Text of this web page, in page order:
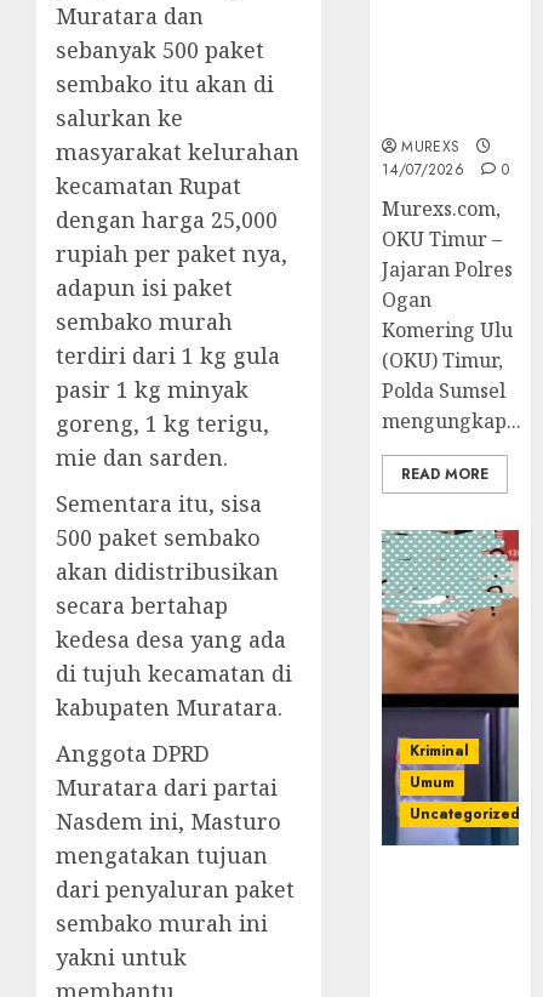
Muratara dan
sebanyak 500 paket
sembako itu akan di
salurkan ke
masyarakat kelurahan
kecamatan Rupat
dengan harga 25,000
rupiah per paket nya,
adapun isi paket
sembako murah
terdiri dari 1 kg gula
pasir 1 kg minyak
goreng, 1 kg terigu,
mie dan sarden.
Sementara itu, sisa
500 paket sembako
akan didistribusikan
secara bertahap
kedesa desa yang ada
di tujuh kecamatan di
kabupaten Muratara.
Anggota DPRD
Muratara dari partai
Nasdem ini, Masturo
mengatakan tujuan
dari penyaluran paket
sembako murah ini
yakni untuk
membantu
MUREXS
14/07/2026
0
Murexs.com,
OKU Timur –
Jajaran Polres
Ogan
Komering Ulu
(OKU) Timur,
Polda Sumsel
mengungkap...
READ MORE
Kriminal
Umum
Uncategorized